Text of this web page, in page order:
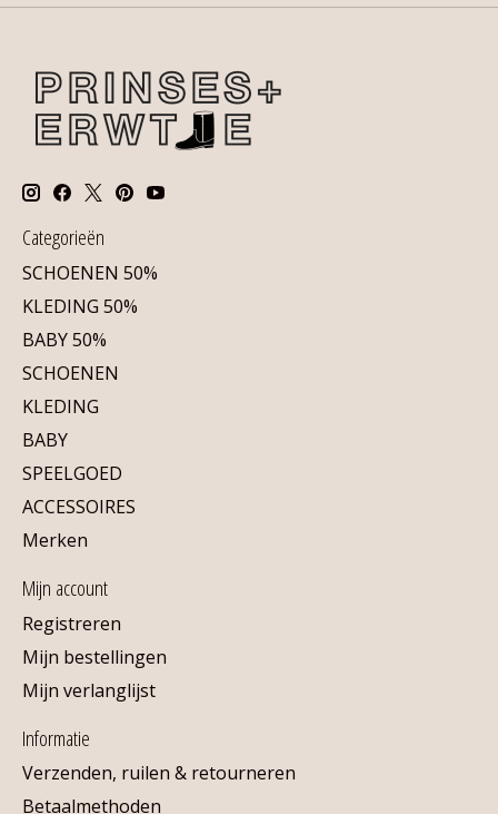
Categorieën
SCHOENEN 50%
KLEDING 50%
BABY 50%
SCHOENEN
KLEDING
BABY
SPEELGOED
ACCESSOIRES
Merken
Mijn account
Registreren
Mijn bestellingen
Mijn verlanglijst
Informatie
Verzenden, ruilen & retourneren
Betaalmethoden